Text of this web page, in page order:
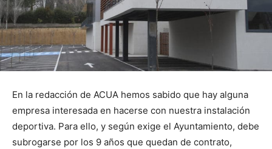
En la redacción de ACUA hemos sabido que hay alguna
empresa interesada en hacerse con nuestra instalación
deportiva. Para ello, y según exige el Ayuntamiento, debe
subrogarse por los 9 años que quedan de contrato,